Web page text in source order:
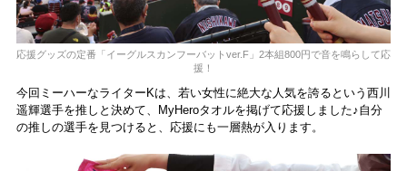
応援グッズの定番「イーグルスカンフーバットver.F」2本組800円で音を鳴らして応
援！
今回ミーハーなライターKは、若い女性に絶大な人気を誇るという西川
遥輝選手を推しと決めて、MyHeroタオルを掲げて応援しました♪自分
の推しの選手を見つけると、応援にも一層熱が入ります。